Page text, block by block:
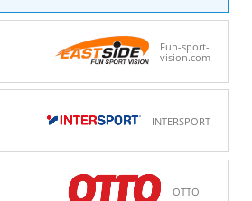
Fun-sport-
vision.com
INTERSPORT
OTTO